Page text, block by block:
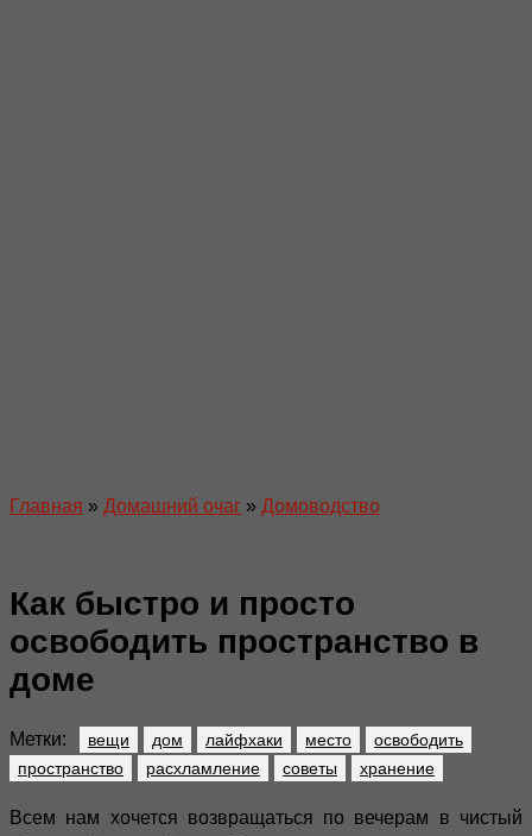
Главная » Домашний очаг » Домоводство
Как быстро и просто
освободить пространство в
доме
Метки: вещи дом лайфхаки место
освободить
пространство
расхламление советы хранение
Всем нам хочется возвращаться по вечерам в чистый